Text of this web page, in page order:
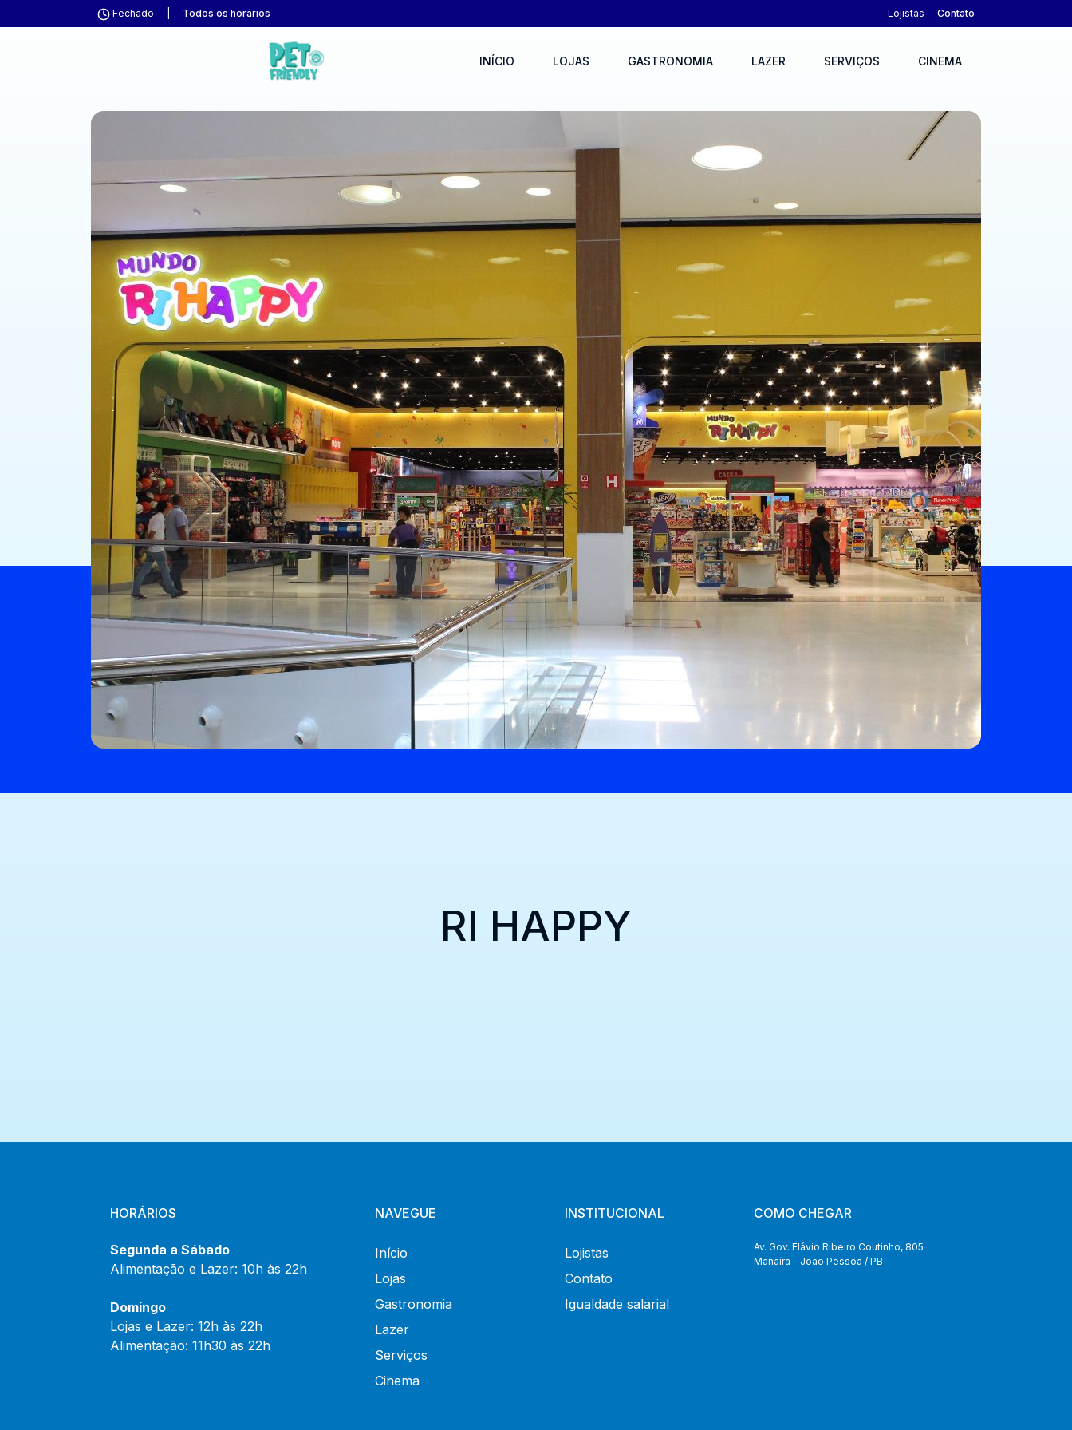
Fechado Todos os horários Lojistas Contato
INÍCIO LOJAS GASTRONOMIA LAZER SERVIÇOS CINEMA
RI HAPPY
HORÁRIOS
Segunda a Sábado
Alimentação e Lazer: 10h às 22h
Domingo
Lojas e Lazer: 12h às 22h
Alimentação: 11h30 às 22h
NAVEGUE
Início
Lojas
Gastronomia
Lazer
Serviços
Cinema
INSTITUCIONAL
Lojistas
Contato
Igualdade salarial
COMO CHEGAR
Av. Gov. Flávio Ribeiro Coutinho, 805
Manaíra - João Pessoa / PB